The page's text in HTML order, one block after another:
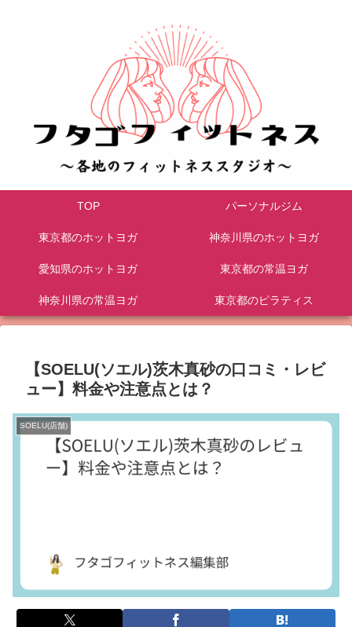
TOP パーソナルジム
東京都のホットヨガ 神奈川県のホットヨガ
愛知県のホットヨガ 東京都の常温ヨガ
神奈川県の常温ヨガ 東京都のピラティス
【SOELU(ソエル)茨木真砂の口コミ・レビ
ュー】料金や注意点とは？
SOELU(店舗)